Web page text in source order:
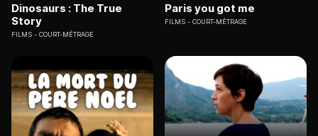
Dinosaurs : The True
Story
FILMS COURT-MÉTRAGE
Paris you got me
FILMS COURT-MÉTRAGE